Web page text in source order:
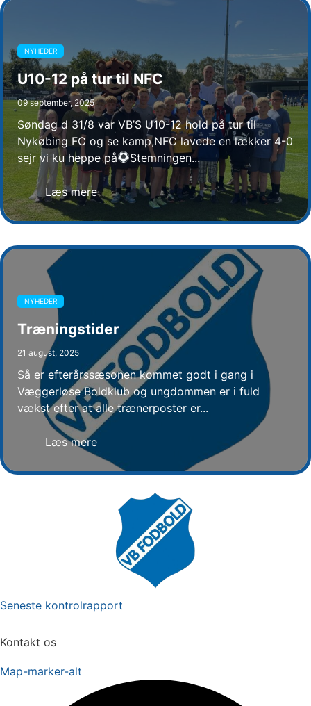
NYHEDER
U10-12 på tur til NFC
09 september, 2025
Søndag d 31/8 var VB’S U10-12 hold på tur til
Nykøbing FC og se kamp,NFC lavede en lækker 4-0
sejr vi ku heppe på
Stemningen...
Læs mere
NYHEDER
Træningstider
21 august, 2025
Så er efterårssæsonen kommet godt i gang i
Væggerløse Boldklub og ungdommen er i fuld
vækst efter at alle trænerposter er...
Læs mere
Seneste kontrolrapport
Kontakt os
Map-marker-alt